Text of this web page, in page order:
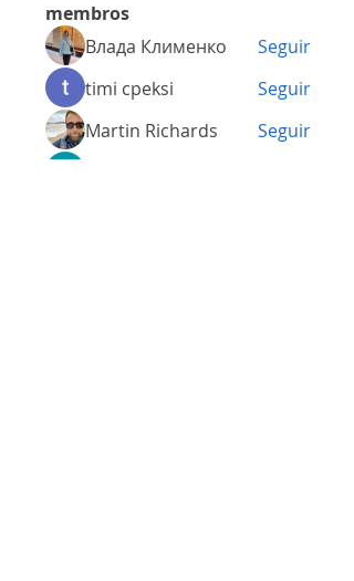
membros
Влада Клименко
Seguir
timi cpeksi
Seguir
Martin Richards
Seguir